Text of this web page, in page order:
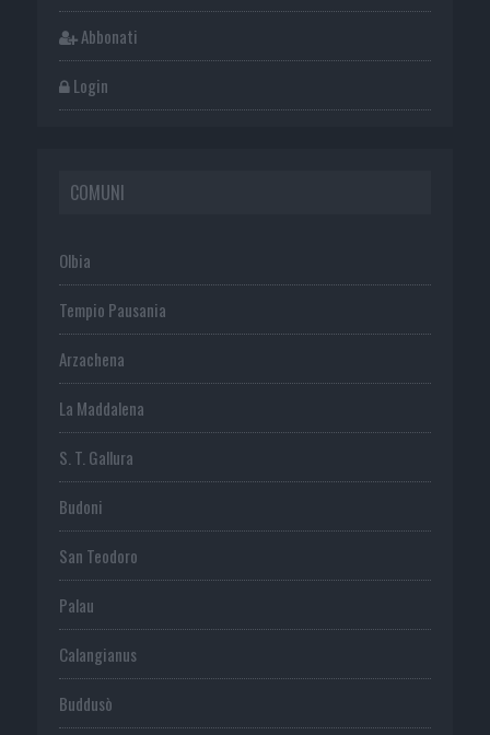
Abbonati
Login
COMUNI
Olbia
Tempio Pausania
Arzachena
La Maddalena
S. T. Gallura
Budoni
San Teodoro
Palau
Calangianus
Buddusò